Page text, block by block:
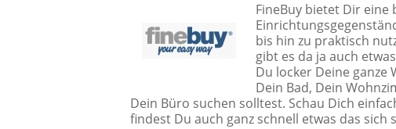
FineBuy bietet Dir eine
bis hin zu praktisch
gibt es da ja auch
Du locker Deine
Dein Bad, Dein
Dein Büro suchen solltest. Schau Dich
findest Du auch ganz schnell etwas das